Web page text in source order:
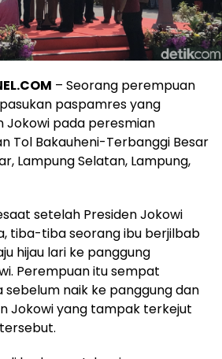
– Seorang perempuan
paspamres yang
Jokowi pada peresmian
Tol Bakauheni-Terbanggi Besar
Lampung Selatan, Lampung,
setelah Presiden Jokowi
tiba-tiba seorang ibu berjilbab
hijau lari ke panggung
Perempuan itu sempat
sebelum naik ke panggung dan
Jokowi yang tampak terkejut